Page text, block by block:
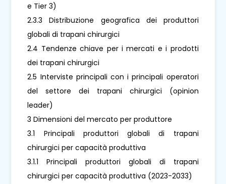
e Tier 3)
2.3.3 Distribuzione geografica dei produttori
globali di trapani chirurgici
2.4 Tendenze chiave per i mercati e i prodotti
dei trapani chirurgici
2.5 Interviste principali con i principali operatori
del settore dei trapani chirurgici (opinion
leader)
3 Dimensioni del mercato per produttore
3.1 Principali produttori globali di trapani
chirurgici per capacità produttiva
3.1.1 Principali produttori globali di trapani
chirurgici per capacità produttiva (2023-2033)